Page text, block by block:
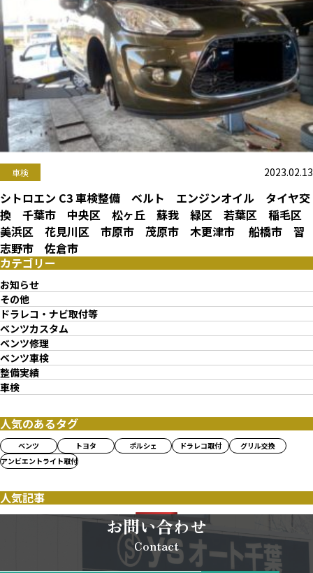
車検 2023.02.13
シトロエン C3 車検整備 ベルト エンジンオイル タイヤ交
換 千葉市 中央区 松ヶ丘 蘇我 緑区 若葉区 稲毛区
美浜区 花見川区 市原市 茂原市 木更津市 船橋市 習
志野市 佐倉市
カテゴリー
お知らせ
その他
ドラレコ・ナビ取付等
ベンツカスタム
ベンツ修理
ベンツ車検
整備実績
車検
人気のあるタグ
ベンツ トヨタ ポルシェ ドラレコ取付
グリル交換
アンビエントライト取付
人気記事
お問い合わせ
Contact